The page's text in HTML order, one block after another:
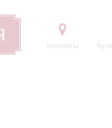
Контакты